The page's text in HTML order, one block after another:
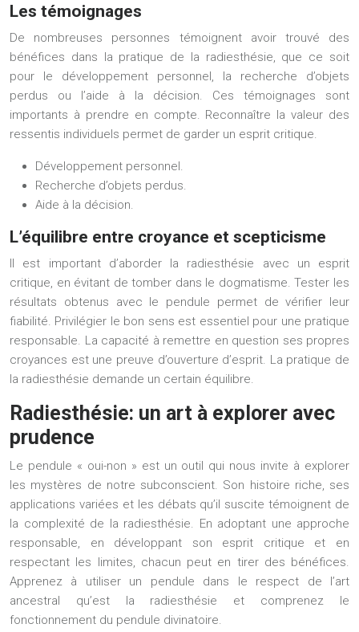
Les témoignages
De nombreuses personnes témoignent avoir trouvé des
bénéfices dans la pratique de la radiesthésie, que ce soit
pour le développement personnel, la recherche d’objets
perdus ou l’aide à la décision. Ces témoignages sont
importants à prendre en compte. Reconnaître la valeur des
ressentis individuels permet de garder un esprit critique.
Développement personnel.
Recherche d’objets perdus.
Aide à la décision.
L’équilibre entre croyance et scepticisme
Il est important d’aborder la radiesthésie avec un esprit
critique, en évitant de tomber dans le dogmatisme. Tester les
résultats obtenus avec le pendule permet de vérifier leur
fiabilité. Privilégier le bon sens est essentiel pour une pratique
responsable. La capacité à remettre en question ses propres
croyances est une preuve d’ouverture d’esprit. La pratique de
la radiesthésie demande un certain équilibre.
Radiesthésie: un art à explorer avec
prudence
Le pendule « oui-non » est un outil qui nous invite à explorer
les mystères de notre subconscient. Son histoire riche, ses
applications variées et les débats qu’il suscite témoignent de
la complexité de la radiesthésie. En adoptant une approche
responsable, en développant son esprit critique et en
respectant les limites, chacun peut en tirer des bénéfices.
Apprenez à utiliser un pendule dans le respect de l’art
ancestral qu’est la radiesthésie et comprenez le
fonctionnement du pendule divinatoire.